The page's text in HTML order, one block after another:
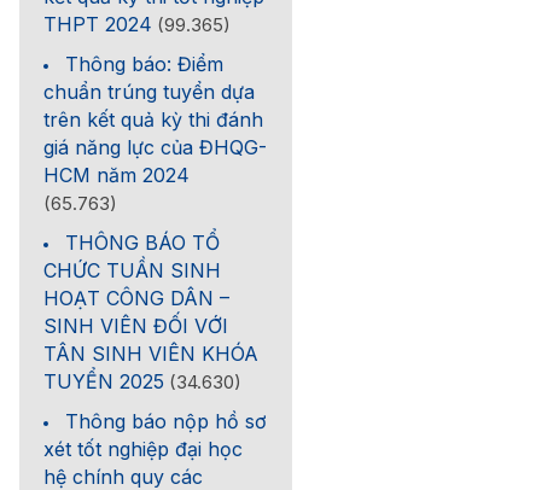
THPT 2024 (99.365)
Thông báo: Điểm
chuẩn trúng tuyển dựa
trên kết quả kỳ thi đánh
giá năng lực của ĐHQG-
HCM năm 2024
(65.763)
THÔNG BÁO TỔ
CHỨC TUẦN SINH
HOẠT CÔNG DÂN –
SINH VIÊN ĐỐI VỚI
TÂN SINH VIÊN KHÓA
TUYỂN 2025 (34.630)
Thông báo nộp hồ sơ
xét tốt nghiệp đại học
hệ chính quy các